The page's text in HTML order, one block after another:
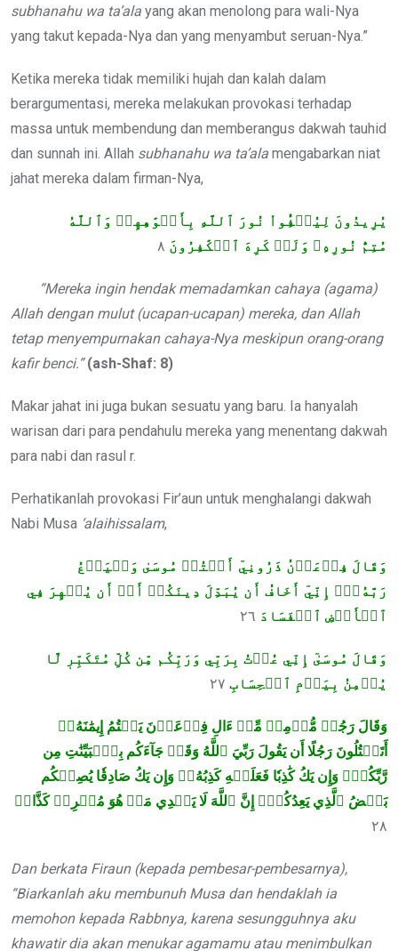
subhanahu wa ta’ala yang akan menolong para wali-Nya
yang takut kepada-Nya dan yang menyambut seruan-Nya.”
Ketika mereka tidak memiliki hujah dan kalah dalam
berargumentasi, mereka melakukan provokasi terhadap
massa untuk membendung dan memberangus dakwah tauhid
dan sunnah ini. Allah subhanahu wa ta’ala mengabarkan niat
jahat mereka dalam firman-Nya,
يُرِيدُونَ لِيُطۡفِ‍ُٔواْ نُورَ ٱللَّهِ بِأَفۡوَٰهِهِمۡ وَٱللَّهُ
مُتِمُّ نُورِهِۦ وَلَوۡ كَرِهَ ٱلۡكَٰفِرُونَ
“Mereka ingin hendak memadamkan cahaya (agama)
Allah dengan mulut (ucapan-ucapan) mereka, dan Allah
tetap menyempurnakan cahaya-Nya meskipun orang-orang
kafir benci.”(ash-Shaf: 8)
Makar jahat ini juga bukan sesuatu yang baru. Ia hanyalah
warisan dari para pendahulu mereka yang menentang dakwah
para nabi dan rasul r.
Perhatikanlah provokasi Fir’aun untuk menghalangi dakwah
Nabi Musa ‘alaihissalam,
وَقَالَ فِرۡعَوۡنُ ذَرُونِيٓ أَقۡتُلۡ مُوسَىٰ وَلۡيَدۡعُ
رَبَّهُۥٓۖ إِنِّيٓ أَخَافُ أَن يُبَدِّلَ دِينَكُمۡ أَوۡ أَن يُظۡهِرَ فِي
ٱلۡأَرۡضِ ٱلۡفَسَادَ
وَقَالَ مُوسَىٰٓ إِنِّي عُذۡتُ بِرَبِّي وَرَبِّكُم مِّن كُلِّ مُتَكَبِّرٖ لَّا
يُؤۡمِنُ بِيَوۡمِ ٱلۡحِسَابِ
وَقَالَ رَجُلٞ مُّؤۡمِنٞ مِّنۡ ءَالِ فِرۡعَوۡنَ يَكۡتُمُ إِيمَٰنَهُۥٓ
أَتَقۡتُلُونَ رَجُلًا أَن يَقُولَ رَبِّيَ ٱللَّهُ وَقَدۡ جَآءَكُم بِٱلۡبَيِّنَٰتِ مِن
رَّبِّكُمۡۖ وَإِن يَكُ كَٰذِبٗا فَعَلَيۡهِ كَذِبُهُۥۖ وَإِن يَكُ صَادِقٗا يُصِبۡكُم
بَعۡضُ ٱلَّذِي يَعِدُكُمۡۖ إِنَّ ٱللَّهَ لَا يَهۡدِي مَنۡ هُوَ مُسۡرِفٞ كَذَّابٞ
٢٨
Dan berkata Firaun (kepada pembesar-pembesarnya),
“Biarkanlah aku membunuh Musa dan hendaklah ia
memohon kepada Rabbnya, karena sesungguhnya aku
khawatir dia akan menukar agamamu atau menimbulkan